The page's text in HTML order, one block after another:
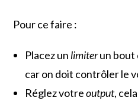
Pour ce faire :
Placez un limiterun bout
car on doit contrôler le
Réglez votreoutput,